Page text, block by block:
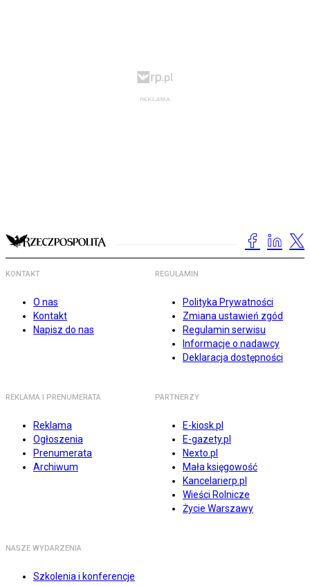
KONTAKT
O nas
Kontakt
Napisz do nas
REGULAMIN
Polityka Prywatności
Zmiana ustawień zgód
Regulamin serwisu
Informacje o nadawcy
Deklaracja dostępności
REKLAMA I PRENUMERATA
Reklama
Ogłoszenia
Prenumerata
Archiwum
PARTNERZY
E-kiosk.pl
E-gazety.pl
Nexto.pl
Mała księgowość
Kancelarierp.pl
Wieści Rolnicze
Życie Warszawy
NASZE WYDARZENIA
Szkolenia i konferencje